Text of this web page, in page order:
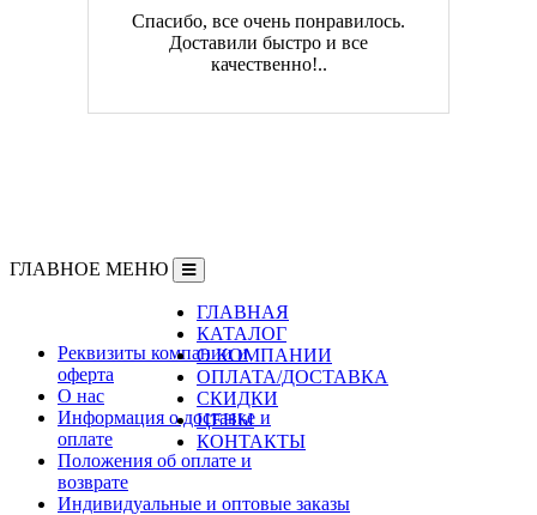
Спасибо, все очень понравилось.
Доставили быстро и все
качественно!..
ГЛАВНОЕ МЕНЮ
ГЛАВНАЯ
КАТАЛОГ
О КОМПАНИИ
ОПЛАТА/ДОСТАВКА
СКИДКИ
ЦЕНЫ
КОНТАКТЫ
Реквизиты компании и
оферта
О нас
Информация о доставке и
оплате
Положения об оплате и
возврате
Индивидуальные и оптовые заказы